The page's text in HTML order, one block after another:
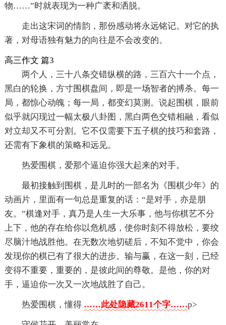
物……”时就表现为一种广袤和洒脱。
走出这宋词的情韵，那份感动将永远铭记。对它的执
著，对母语独有魅力的向往是不会改变的。
高三作文 篇3
两个人，三十八条交错纵横的路，三百六十一个点，
黑白的轮换，方寸围棋盘间，即是一场智者的搏杀。每一
局，都惊心动魄；每一局，都变幻莫测。说起围棋，眼前
似乎就闪现过一幅太极八卦图，黑白两色交错相融，看似
对立却又不可分割。它不仅需要下五子棋的技巧和套路，
还需有下象棋的策略和远见。
热爱围棋，爱那个逼迫你强大起来的对手。
最初接触到围棋，是儿时的一部名为《围棋少年》的
动画片，里面有一句总是重复的话：“是对手，亦是朋
友。”棋逢对手，真乃是人生一大乐事，他与你棋艺不分
上下，他的存在给你以危机感，使你时刻不得放松，要绞
尽脑汁地战胜他。在无数次地切磋后，不知不觉中，你会
发现你的棋已有了很大的进步。输与赢，在这一刻，已经
变得不重要，重要的，是彼此间的尊敬。是他，你的对
手，逼迫你一次又一次地战胜了自己。
热爱围棋，懂得 ……此处隐藏2611个字……p>